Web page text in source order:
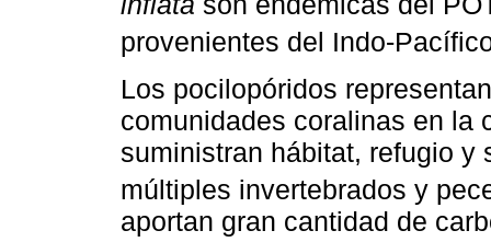
provenientes del Indo-
Los pocilopóridos
comunidades coralinas en la
suministran hábitat, refugio y
múltiples invertebrados y
aportan gran cantidad de